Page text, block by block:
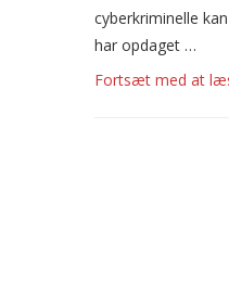
cyberkriminelle
har opdaget …
Fortsæt med at